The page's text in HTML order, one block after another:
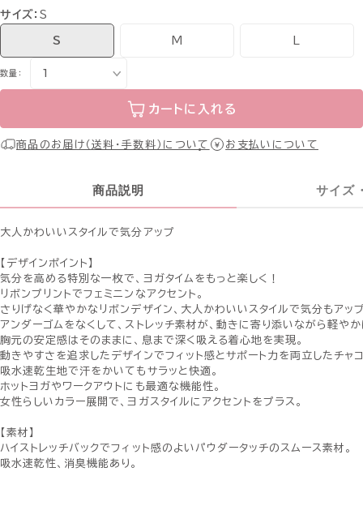
サイズ：S
S M
数量：
カートに入れる
商品のお届け（送料・手数料）について お支払いについて
商品説明 サイズ
大人かわいいスタイルで気分アップ
【デザインポイント】
気分を高める特別な一枚で、ヨガタイムをもっと楽しく！
リボンプリントでフェミニンなアクセント。
さりげなく華やかなリボンデザイン、大人かわいいスタイルで気分もアッ
アンダーゴムをなくして、ストレッチ素材が、動きに寄り添いながら軽やか
胸元の安定感はそのままに、息まで深く吸える着心地を実現。
動きやすさを追求したデザインでフィット感とサポート力を両立したチャ
吸水速乾生地で汗をかいてもサラッと快適。
ホットヨガやワークアウトにも最適な機能性。
女性らしいカラー展開で、ヨガスタイルにアクセントをプラス。
【素材】
ハイストレッチバックでフィット感のよいパウダータッチのスムース素材。
吸水速乾性、消臭機能あり。